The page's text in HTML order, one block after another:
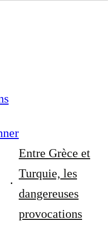
Entre Grèce et
Turquie, les
dangereuses
provocations